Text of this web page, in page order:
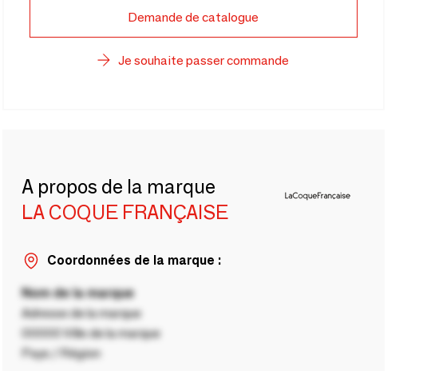
Demande de catalogue
Je souhaite passer commande
A propos de la marque
LA COQUE FRANÇAISE
Coordonnées de la marque :
Nom de la marque
Adresse de la marque
00000 Ville de la marque
Pays / Région